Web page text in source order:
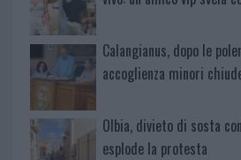
Calangianus, dopo le
accoglienza minori
Olbia, divieto di sosta
esplode la protesta